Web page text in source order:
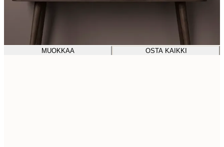
MUOKKAA OSTA KAIKKI